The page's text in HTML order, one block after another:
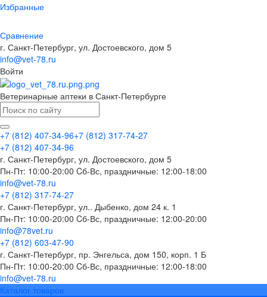
Избранные
Сравнение
г. Санкт-Петербург, ул. Достоевского, дом 5
info@vet-78.ru
Войти
Ветеринарные аптеки в Санкт-Петербурге
+7 (812) 407-34-96+7 (812) 317-74-27
+7 (812) 407-34-96
г. Санкт-Петербург, ул. Достоевского, дом 5
Пн-Пт: 10:00-20:00 Cб-Вс, праздничные: 12:00-18:00
info@vet-78.ru
+7 (812) 317-74-27
г. Санкт-Петербург, ул.. Дыбенко, дом 24 к. 1
Пн-Пт: 10:00-20:00 Cб-Вс, праздничные: 12:00-20:00
info@78vet.ru
+7 (812) 603-47-90
г. Санкт-Петербург, пр. Энгельса, дом 150, корп. 1 Б
Пн-Пт: 10:00-20:00 Cб-Вс, праздничные: 12:00-18:00
info@vet-78.ru
Каталог товаров